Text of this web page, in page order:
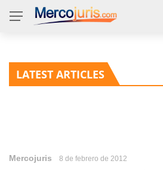
LATEST ARTICLES
Mercojuris 8 de febrero de 2012